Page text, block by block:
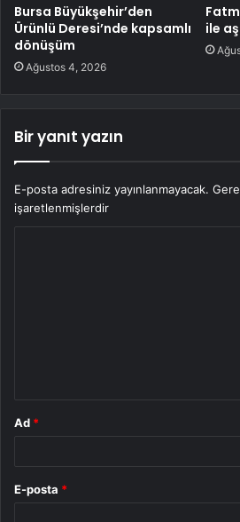
Bursa Büyükşehir’den
Ürünlü Deresi’nde kapsamlı
dönüşüm
Ağustos 4, 2026
ile
Bir yanıt yazın
E-posta adresiniz yayınlanmayacak.
işaretlenmişlerdir
Ad *
E-posta *